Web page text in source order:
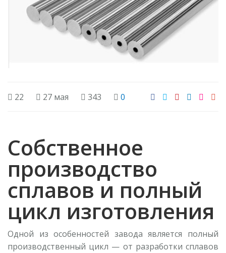
22 27 мая 343 0
Собственное
производство
сплавов и полный
цикл изготовления
Одной из особенностей завода является полный
производственный цикл — от разработки сплавов